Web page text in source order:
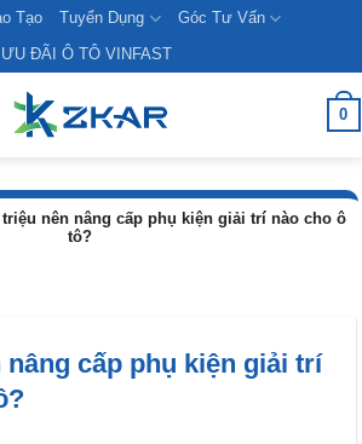
Tạo Tuyển Dụng
Góc Tư Vấn
ƯU ĐÃI Ô TÔ VINFAST
0
triệu nên nâng cấp phụ kiện giải trí nào cho ô
tô?
nâng cấp phụ kiện giải trí